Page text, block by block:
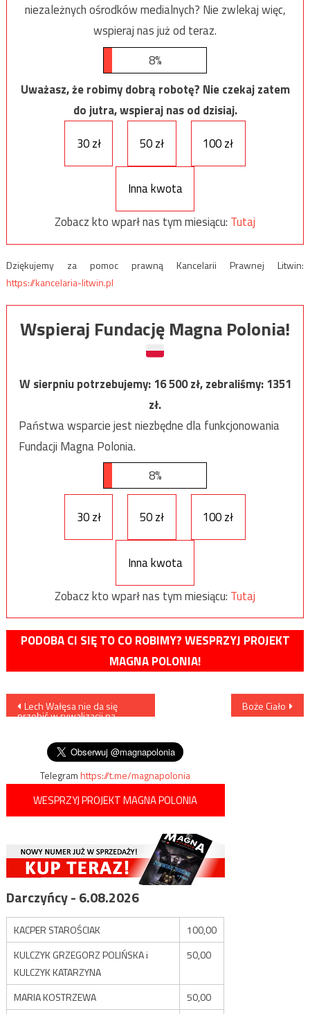
niezależnych ośrodków medialnych? Nie zwlekaj więc,
wspieraj nas już od teraz.
8%
Uważasz, że robimy dobrą robotę? Nie czekaj zatem
do jutra, wspieraj nas od dzisiaj.
30 zł
50 zł 100 zł
Inna kwota
Zobacz kto wparł nas tym miesiącu: Tutaj
Dziękujemy za pomoc prawną Kancelarii Prawnej Litwin:
https://kancelaria-litwin.pl
Wspieraj Fundację Magna Polonia!
W sierpniu potrzebujemy:16 500zł, zebraliśmy:1351
zł.
Państwa wsparcie jest niezbędne dla funkcjonowania
Fundacji Magna Polonia.
8%
30 zł 50 zł 100 zł
Inna kwota
Zobacz kto wparł nas tym miesiącu: Tutaj
PODOBA CI SIĘ TO CO ROBIMY? WESPRZYJ PROJEKT
MAGNA POLONIA!
Nawigacja
wpisu
Lech Wałęsa nie da się
przebić w rywalizacji na
Boże Ciało
Telegramhttps://t.me/magnapolonia
WESPRZYJ PROJEKT MAGNA POLONIA
Darczyńcy - 6.08.2026
KACPER STAROŚCIAK
100,00
KULCZYK GRZEGORZ POLIŃSKA i
KULCZYK KATARZYNA
50,00
MARIA KOSTRZEWA 50,00